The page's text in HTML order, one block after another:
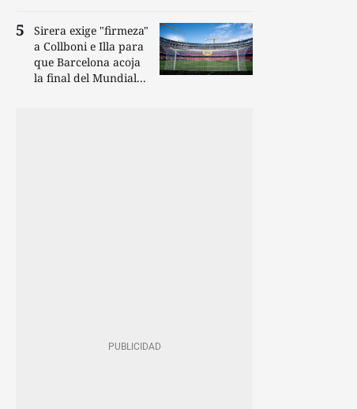
Sirera exige "firmeza"
a Collboni e Illa para
que Barcelona acoja
la final del Mundial...